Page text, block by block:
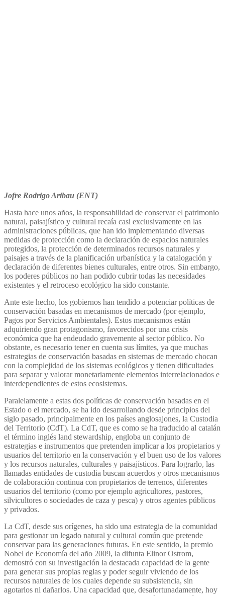
Jofre Rodrigo Aribau (ENT)
Hasta hace unos años, la responsabilidad de conservar el patrimonio
natural, paisajístico y cultural recaía casi exclusivamente en las
administraciones públicas, que han ido implementando diversas
medidas de protección como la declaración de espacios naturales
protegidos, la protección de determinados recursos naturales y
paisajes a través de la planificación urbanística y la catalogación y
declaración de diferentes bienes culturales, entre otros. Sin embargo,
los poderes públicos no han podido cubrir todas las necesidades
existentes y el retroceso ecológico ha sido constante.
Ante este hecho, los gobiernos han tendido a potenciar políticas de
conservación basadas en mecanismos de mercado (por ejemplo,
Pagos por Servicios Ambientales). Estos mecanismos están
adquiriendo gran protagonismo, favorecidos por una crisis
económica que ha endeudado gravemente al sector público. No
obstante, es necesario tener en cuenta sus límites, ya que muchas
estrategias de conservación basadas en sistemas de mercado chocan
con la complejidad de los sistemas ecológicos y tienen dificultades
para separar y valorar monetariamente elementos interrelacionados e
interdependientes de estos ecosistemas.
Paralelamente a estas dos políticas de conservación basadas en el
Estado o el mercado, se ha ido desarrollando desde principios del
siglo pasado, principalmente en los países anglosajones, la Custodia
del Territorio (CdT). La CdT, que es como se ha traducido al catalán
el término inglés land stewardship, engloba un conjunto de
estrategias e instrumentos que pretenden implicar a los propietarios y
usuarios del territorio en la conservación y el buen uso de los valores
y los recursos naturales, culturales y paisajísticos. Para lograrlo, las
llamadas entidades de custodia buscan acuerdos y otros mecanismos
de colaboración continua con propietarios de terrenos, diferentes
usuarios del territorio (como por ejemplo agricultores, pastores,
silvicultores o sociedades de caza y pesca) y otros agentes públicos
y privados.
La CdT, desde sus orígenes, ha sido una estrategia de la comunidad
para gestionar un legado natural y cultural común que pretende
conservar para las generaciones futuras. En este sentido, la premio
Nobel de Economía del año 2009, la difunta Elinor Ostrom,
demostró con su investigación la destacada capacidad de la gente
para generar sus propias reglas y poder seguir viviendo de los
recursos naturales de los cuales depende su subsistencia, sin
agotarlos ni dañarlos. Una capacidad que, desafortunadamente, hoy